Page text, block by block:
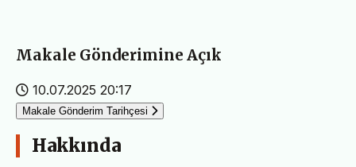
Makale Gönderimine Açık
10.07.2025 20:17
Makale Gönderim Tarihçesi
Hakkında